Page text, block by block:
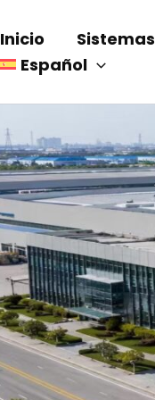
Inicio Sistemas
Español